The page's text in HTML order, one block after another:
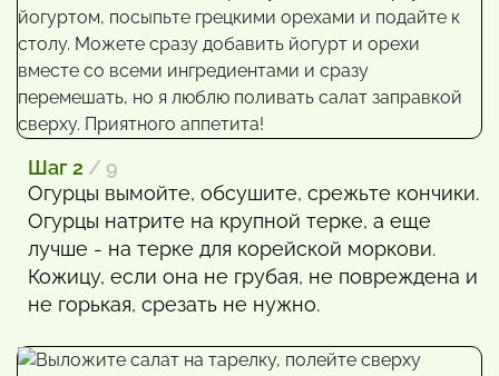
Шаг 2 / 9
Огурцы вымойте, обсушите, срежьте кончики.
Огурцы натрите на крупной терке, а еще
лучше - на терке для корейской моркови.
Кожицу, если она не грубая, не повреждена и
не горькая, срезать не нужно.